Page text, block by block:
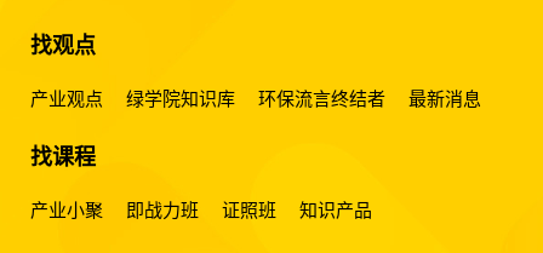
找观点
产业观点 绿学院知识库 环保流言终结者 最新消息
找课程
产业小聚 即战力班 证照班 知识产品